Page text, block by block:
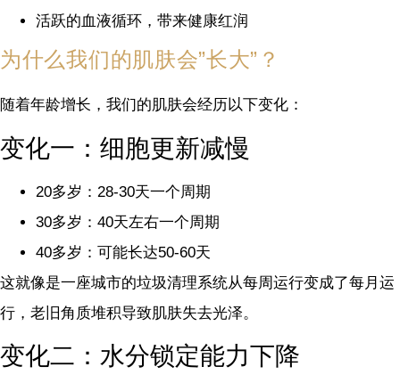
活跃的血液循环，带来健康红润
为什么我们的肌肤会”长大”？
随着年龄增长，我们的肌肤会经历以下变化：
变化一：细胞更新减慢
20多岁：28-30天一个周期
30多岁：40天左右一个周期
40多岁：可能长达50-60天
这就像是一座城市的垃圾清理系统从每周运行变成了每月运
行，老旧角质堆积导致肌肤失去光泽。
变化二：水分锁定能力下降